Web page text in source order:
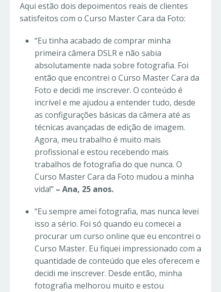
Aqui estão dois depoimentos reais de clientes
satisfeitos com o Curso Master Cara da Foto:
“Eu tinha acabado de comprar minha
primeira câmera DSLR e não sabia
absolutamente nada sobre fotografia. Foi
então que encontrei o Curso Master Cara da
Foto e decidi me inscrever. O conteúdo é
incrível e me ajudou a entender tudo, desde
as configurações básicas da câmera até as
técnicas avançadas de edição de imagem.
Agora, meu trabalho é muito mais
profissional e estou recebendo mais
trabalhos de fotografia do que nunca. O
Curso Master Cara da Foto mudou a minha
vida!” – Ana, 25 anos.
“Eu sempre amei fotografia, mas nunca levei
isso a sério. Foi só quando eu comecei a
procurar um curso online que eu encontrei o
Curso Master. Eu fiquei impressionado com a
quantidade de conteúdo que eles oferecem e
decidi me inscrever. Desde então, minha
fotografia melhorou muito e estou